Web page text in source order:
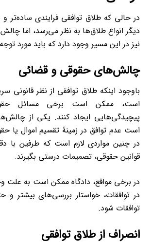
در حالی که طلاق توافقی فرایندی ساده‌تر
دیگر انواع طلاق‌ها به نظر می‌رسد، اما
نیز در این مسیر وجود دارد که باید مورد توجه
چالش‌های حقوقی و قضائی
باوجود اینکه طلاق توافقی از نظر قانونی
است، ممکن است برخی مسائل
پیچیدگی‌هایی ایجاد کنند. یکی از
است عدم توافق در زمینۀ تقسیم اموال یا
در چنین مواردی لازم است که طرفین با
قوانین حقوقی، تصمیمات درستی بگیرند.
در برخی مواقع، دادگاه ممکن است به علت
در توافقات، خواستار بررسی‌های بیشتر و
توافقات شود.
انصراف از طلاق توافقی